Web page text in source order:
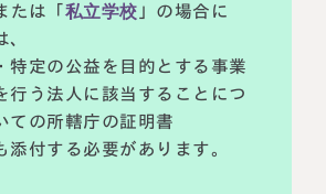
たは「私立学校 」の場合に
、
・特定の公益を目的とする事業
行う法人に該当することにつ
ての所轄庁の証明書
添付する必要があります。